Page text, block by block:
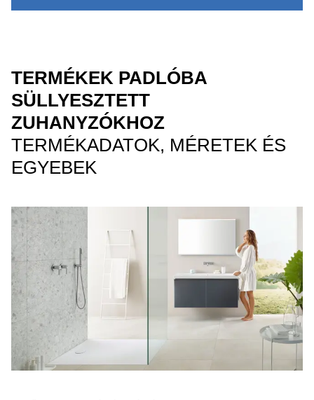
TERMÉKEK PADLÓBA
SÜLLYESZTETT
ZUHANYZÓKHOZ
TERMÉKADATOK, MÉRETEK ÉS
EGYEBEK